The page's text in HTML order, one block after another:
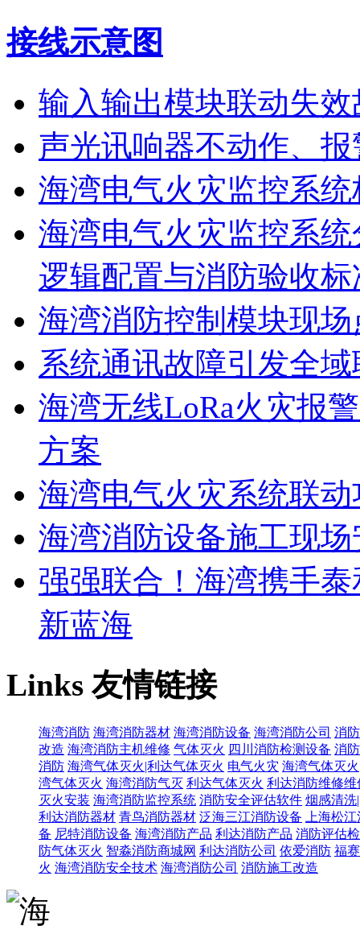
接线示意图
输入输出模块联动失效
声光讯响器不动作、
海湾电气火灾监控系
海湾电气火灾监控系
逻辑配置与消防验收标
海湾消防控制模块现
系统通讯故障引发全
海湾无线LoRa火灾报
方案
海湾电气火灾系统联
海湾消防设备施工现
强强联合！海湾携手
新蓝海
Links友情链接
海湾消防 海湾消防器材 海湾消防设备 海湾消防公司 消
改造 海湾消防主机维修 气体灭火 四川消防检测设备 消
消防 海湾气体灭火|利达气体灭火 电气火灾 海湾气体灭
湾气体灭火 海湾消防气灭 利达气体灭火 利达消防维修维
灭火安装 海湾消防监控系统 消防安全评估软件 烟感清洗
利达消防器材 青鸟消防器材 泛海三江消防设备
上海松
备 尼特消防设备 海湾消防产品 利达消防产品 消防评估
防气体灭火 智淼消防商城网 利达消防公司 依爱消防 福
火 海湾消防安全技术 海湾消防公司 消防施工改造